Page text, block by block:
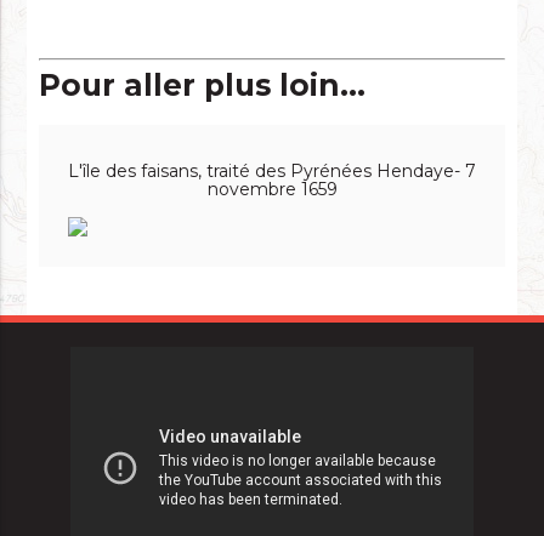
Pour aller plus loin...
L'île des faisans, traité des Pyrénées Hendaye- 7
novembre 1659